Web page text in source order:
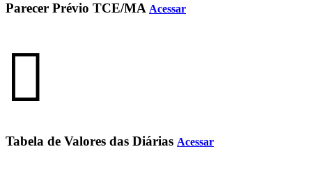
Parecer Prévio TCE/MA Acessar
Tabela de Valores das Diárias Acessar